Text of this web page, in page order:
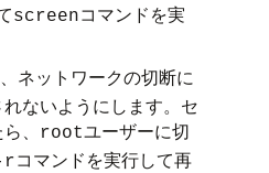
screenコマンドを実
ネットワークの切断に
ないようにします。セ
、
rootユーザーに切
rコマンドを実行して再